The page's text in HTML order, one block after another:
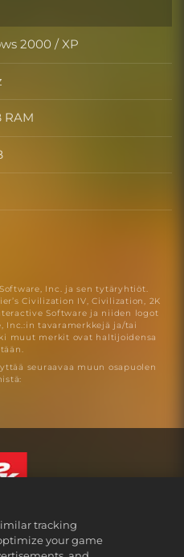
2000 / XP
RAM
Inc. ja sen tytäryhtiöt.
Civilization IV, Civilization, 2K
Software ja niiden logot
Inc.:in tavaramerkkejä ja/tai
muut merkit ovat haltijoidensa
seuraavaa muun osapuolen
tracking
your game